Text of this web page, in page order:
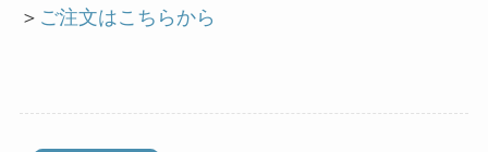
＞ ご注文はこちらから